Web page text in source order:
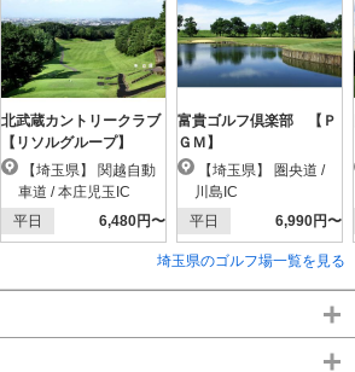
北武蔵カントリークラブ
【リソルグループ】
車道 / 本庄児玉IC
平日
6,480円〜
富貴ゴルフ倶楽部 【Ｐ
ＧＭ】
川島IC
平日
6,990円〜
埼玉県のゴルフ場一覧を見る